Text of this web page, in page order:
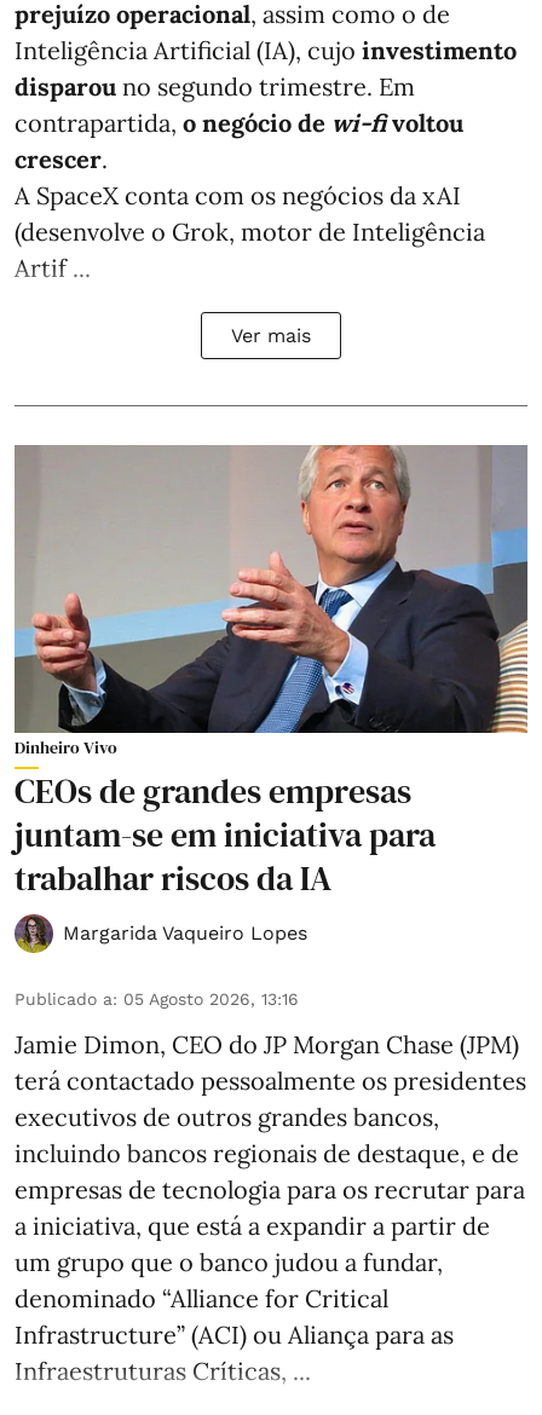
prejuízo operacional, assim como o de
Inteligência Artificial (IA), cujo investimento
disparou no segundo trimestre. Em
contrapartida, o negócio de wi-fivoltou
crescer.
A SpaceX conta com os negócios da xAI
(desenvolve o Grok, motor de Inteligência
Artif ...
Ver mais
Dinheiro Vivo
CEOs de grandes empresas
juntam-se em iniciativa para
trabalhar riscos da IA
Margarida Vaqueiro Lopes
Publicado a: 05 Agosto 2026, 13:16
Jamie Dimon, CEO do JP Morgan Chase (JPM)
terá contactado pessoalmente os presidentes
executivos de outros grandes bancos,
incluindo bancos regionais de destaque, e de
empresas de tecnologia para os recrutar para
a iniciativa, que está a expandir a partir de
um grupo que o banco judou a fundar,
denominado “Alliance for Critical
Infrastructure” (ACI) ou Aliança para as
Infraestruturas Críticas, ...